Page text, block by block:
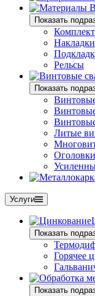
Показать
Накладки
Рельсы
Показать
Литые
Услуги
Показать
Горячее
Показать